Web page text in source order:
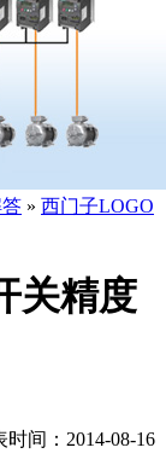
» 西门子LOGO
关精度
时间：2014-08-16